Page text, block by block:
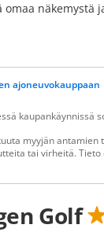
omaa näkemystä
ajoneuvokauppaan
kaupankäynnissä
myyjän
tai virheitä.
Golf